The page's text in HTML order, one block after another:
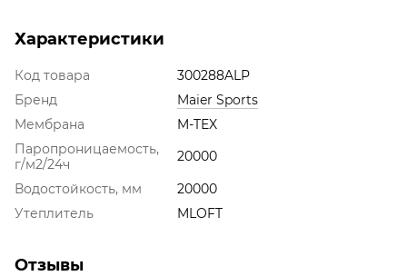
Характеристики
Код товара
300288ALP
Бренд
Maier Sports
Мембрана
M-TEX
Паропроницаемость,
г/м2/24ч
20000
Водостойкость, мм
20000
Утеплитель
MLOFT
Отзывы